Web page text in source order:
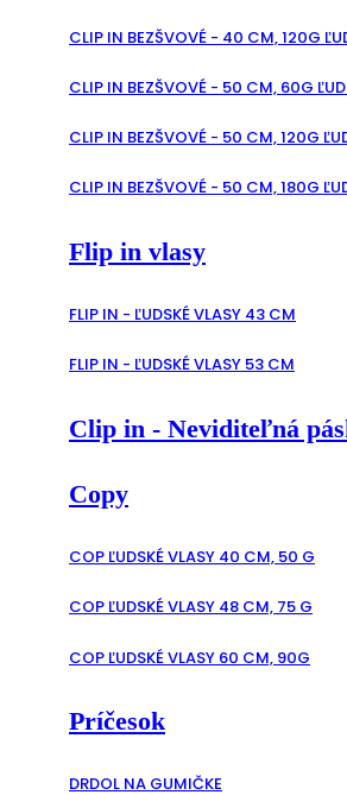
CLIP IN BEZŠVOVÉ - 40 CM, 120G
CLIP IN BEZŠVOVÉ - 50 CM, 60G
CLIP IN BEZŠVOVÉ - 50 CM, 120G
CLIP IN BEZŠVOVÉ - 50 CM, 180G
Flip in vlasy
FLIP IN - ĽUDSKÉ VLASY 43 CM
FLIP IN - ĽUDSKÉ VLASY 53 CM
Clip in - Neviditeľná
Copy
COP ĽUDSKÉ VLASY 40 CM, 50 G
COP ĽUDSKÉ VLASY 48 CM, 75 G
COP ĽUDSKÉ VLASY 60 CM, 90G
Príčesok
DRDOL NA GUMIČKE